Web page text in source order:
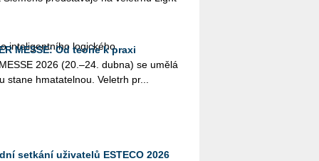
in­te­li­gent­ní­ho lo­gic­ké­ho ...
MESSE: Od teorie k praxi
2026 (20.–24. dubna) se umělá
stane hma­ta­tel­nou. Ve­letrh pr...
setkání uživatelů ESTECO 2026